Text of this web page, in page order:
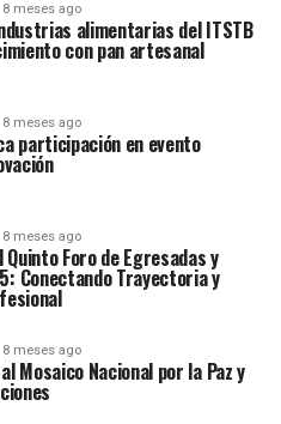
8 meses ago
alimentarias del ITSTB
con pan artesanal
8 meses ago
participación en evento
8 meses ago
Foro de Egresadas y
Conectando Trayectoria y
8 meses ago
Mosaico Nacional por la Paz y